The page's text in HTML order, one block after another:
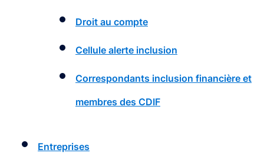
Droit au compte
Cellule alerte inclusion
Correspondants inclusion financière et
membres des CDIF
Entreprises